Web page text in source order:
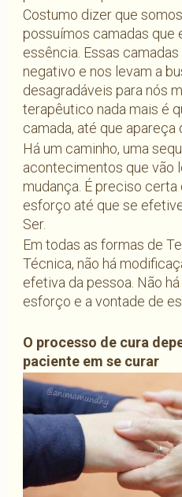
Costumo dizer que
possuímos camadas que
essência. Essas
negativo e nos levam a
desagradáveis para nós
terapêutico nada mais é
camada, até que apareça
Há um caminho, uma
acontecimentos que vão
mudança. É preciso
esforço até que se
Ser.
Em todas as formas de
Técnica, não há
efetiva da pessoa. Não
esforço e a vontade de
O processo de cura
paciente em se curar